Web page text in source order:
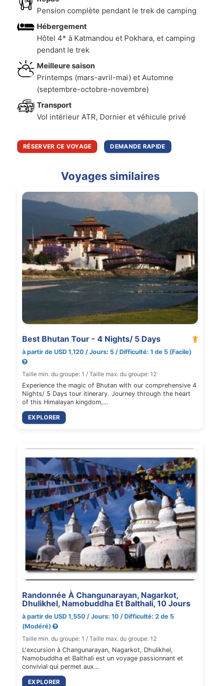
Pension complète pendant le trek de camping
Hébergement
Hôtel 4* à Katmandou et Pokhara, et camping
pendant le trek
Meilleure saison
Printemps (mars-avril-mai) et Automne
(septembre-octobre-novembre)
Transport
Vol intérieur ATR, Dornier et véhicule privé
RÉSERVER CE VOYAGE DEMANDE RAPIDE
Voyages similaires
Best Bhutan Tour - 4 Nights/ 5 Days
à partir de USD 1,120 / Jours: 5 / Difficulté: 1 de 5 (Facile)
Taille min. du groupe: 1 / Taille max. du groupe: 12
Experience the magic of Bhutan with our comprehensive 4
Nights/ 5 Days tour itinerary. Journey through the heart
of this Himalayan kingdom,…
EXPLORER
Randonnée À Changunarayan, Nagarkot,
Dhulikhel, Namobuddha Et Balthali, 10 Jours
à partir de USD 1,550 / Jours: 10 / Difficulté: 2 de 5
(Modéré)
Taille min. du groupe: 1 / Taille max. du groupe: 12
L'excursion à Changunarayan, Nagarkot, Dhulikhel,
Namobuddha et Balthali est un voyage passionnant et
convivial qui permet aux…
EXPLORER